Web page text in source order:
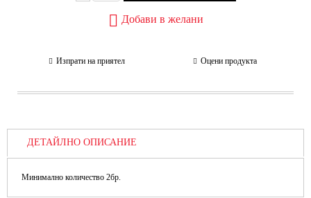
Добави в желани
Изпрати на приятел Оцени продукта
ДЕТАЙЛНО ОПИСАНИЕ
Минимално количество 2бр.